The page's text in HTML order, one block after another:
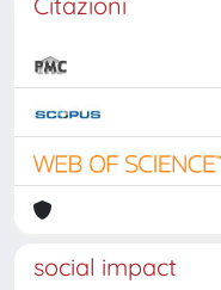
social impact